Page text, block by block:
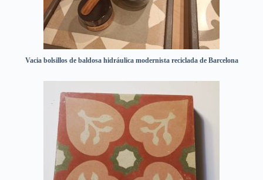
Vacia bolsillos de baldosa hidráulica modernista reciclada de Barcelona